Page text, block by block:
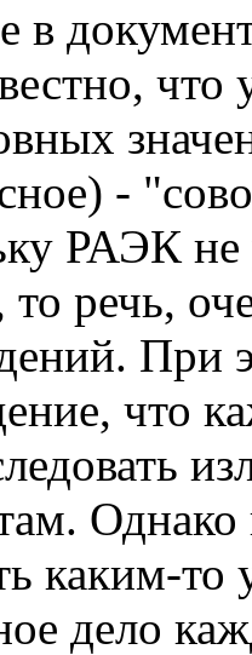
в
что
-
РАЭК не
то речь,
При
что
каким-
дело